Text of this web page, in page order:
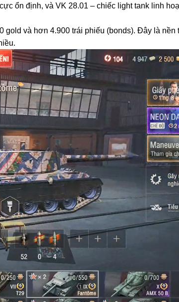
ổn định, và VK 28.01 – chiếc light tank linh
gold và hơn 4.900 trái phiếu (bonds). Đây là